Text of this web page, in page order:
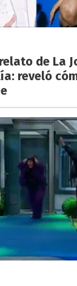
de La
reveló